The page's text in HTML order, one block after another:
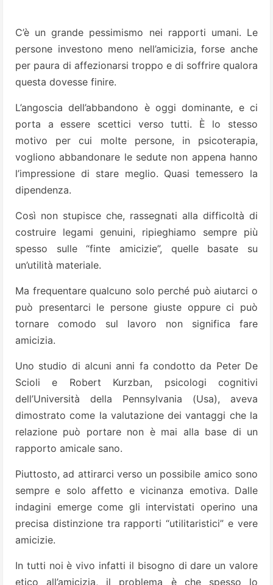
C’è un grande pessimismo nei rapporti umani. Le
persone investono meno nell’amicizia, forse anche
per paura di affezionarsi troppo e di soffrire qualora
questa dovesse finire.
L’angoscia dell’abbandono è oggi dominante, e ci
porta a essere scettici verso tutti. È lo stesso
motivo per cui molte persone, in psicoterapia,
vogliono abbandonare le sedute non appena hanno
l’impressione di stare meglio. Quasi temessero la
dipendenza.
Così non stupisce che, rassegnati alla difficoltà di
costruire legami genuini, ripieghiamo sempre più
spesso sulle “finte amicizie”, quelle basate su
un’utilità materiale.
Ma frequentare qualcuno solo perché può aiutarci o
può presentarci le persone giuste oppure ci può
tornare comodo sul lavoro non significa fare
amicizia.
Uno studio di alcuni anni fa condotto da Peter De
Scioli e Robert Kurzban, psicologi cognitivi
dell’Università della Pennsylvania (Usa), aveva
dimostrato come la valutazione dei vantaggi che la
relazione può portare non è mai alla base di un
rapporto amicale sano.
Piuttosto, ad attirarci verso un possibile amico sono
sempre e solo affetto e vicinanza emotiva. Dalle
indagini emerge come gli intervistati operino una
precisa distinzione tra rapporti “utilitaristici” e vere
amicizie.
In tutti noi è vivo infatti il bisogno di dare un valore
etico all’amicizia, il problema è che spesso lo